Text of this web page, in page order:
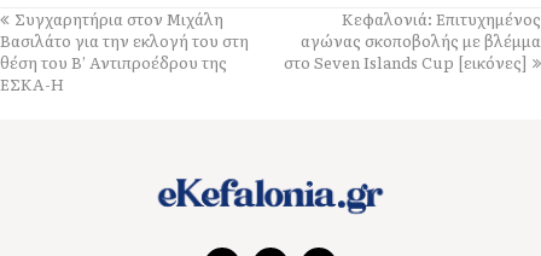
22:40
Πέθανε ο ηθοποιός Νίκος Καλογερόπουλος
22:30
Δήμος Ληξουρίου: Ομόφωνα συλλυπητήρια για την απώλεια της
Συγχαρητήρια στον Μιχάλη
Βασιλάτο για την εκλογή του στη
θέση του Β’ Αντιπροέδρου της
ΕΣΚΑ-Η
Κεφαλονιά: Επιτυχημένος
αγώνας σκοποβολής με βλέμμα
στο Seven Islands Cup [εικόνες]